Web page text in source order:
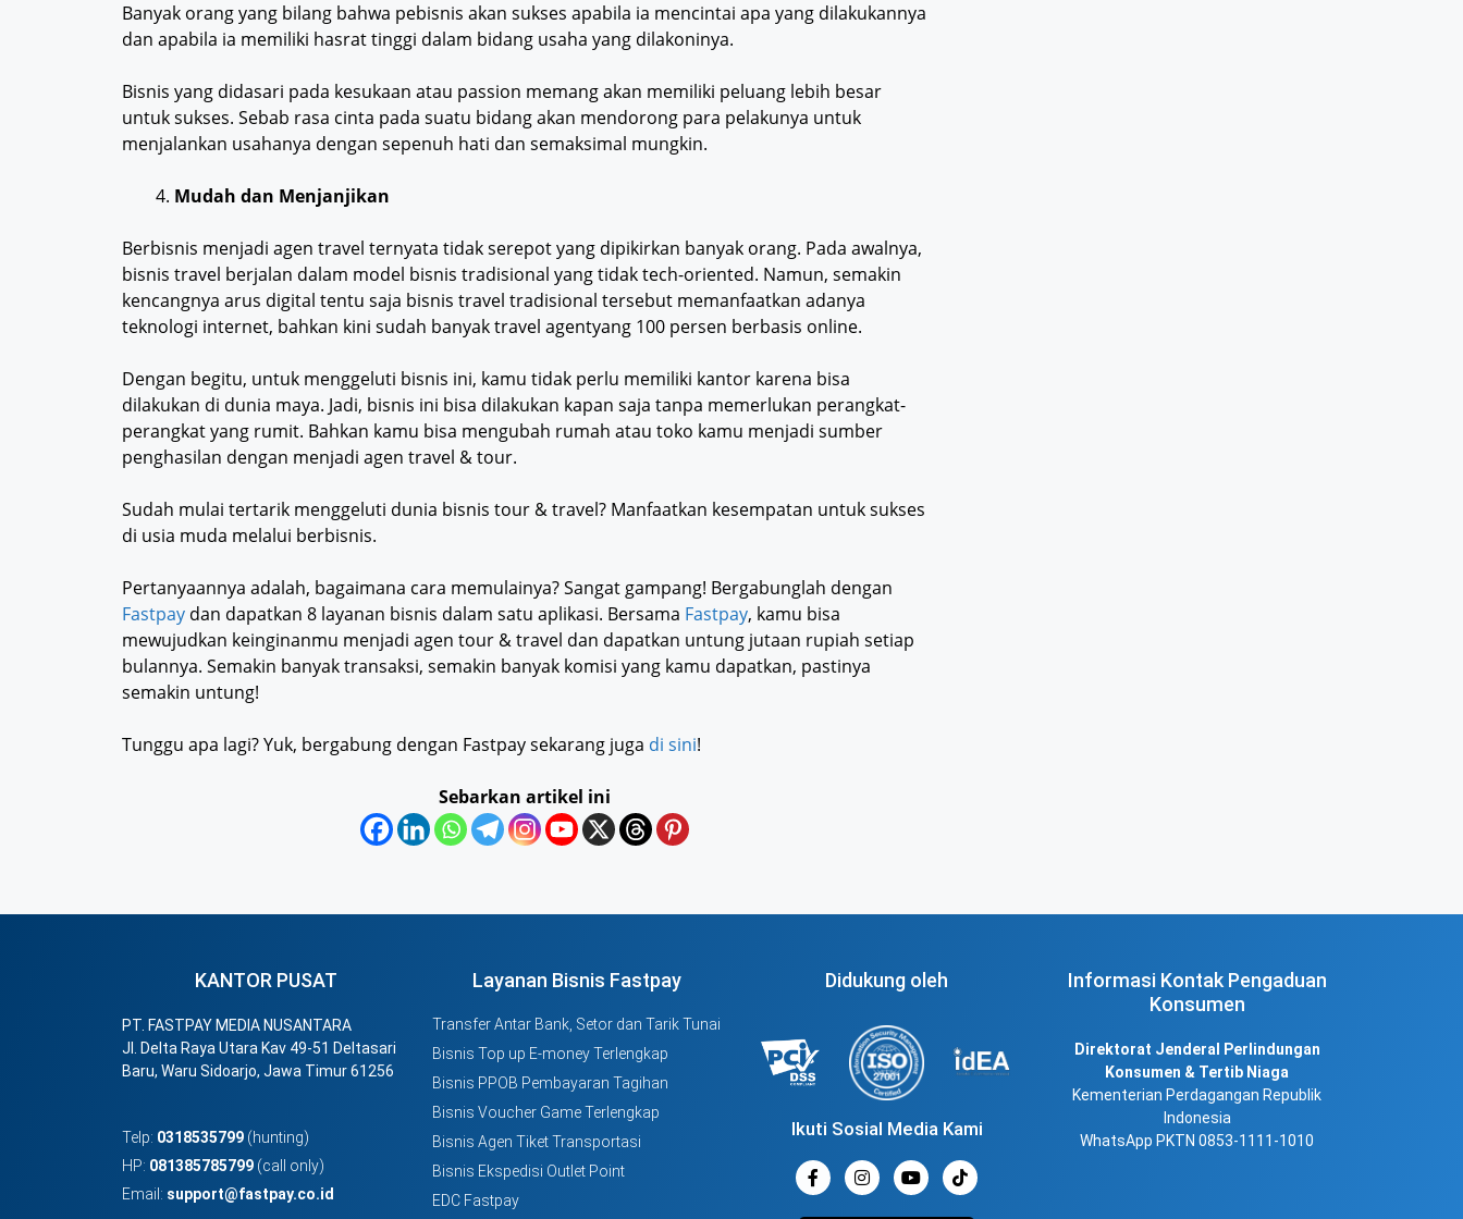
Banyak orang yang bilang bahwa pebisnis akan sukses apabila ia mencintai apa yang dilakukannya
dan apabila ia memiliki hasrat tinggi dalam bidang usaha yang dilakoninya.
Bisnis yang didasari pada kesukaan atau passion memang akan memiliki peluang lebih besar
untuk sukses. Sebab rasa cinta pada suatu bidang akan mendorong para pelakunya untuk
menjalankan usahanya dengan sepenuh hati dan semaksimal mungkin.
Mudah dan Menjanjikan
Berbisnis menjadi agen travel ternyata tidak serepot yang dipikirkan banyak orang. Pada awalnya,
bisnis travel berjalan dalam model bisnis tradisional yang tidak tech-oriented. Namun, semakin
kencangnya arus digital tentu saja bisnis travel tradisional tersebut memanfaatkan adanya
teknologi internet, bahkan kini sudah banyak travel agentyang 100 persen berbasis online.
Dengan begitu, untuk menggeluti bisnis ini, kamu tidak perlu memiliki kantor karena bisa
dilakukan di dunia maya. Jadi, bisnis ini bisa dilakukan kapan saja tanpa memerlukan perangkat-
perangkat yang rumit. Bahkan kamu bisa mengubah rumah atau toko kamu menjadi sumber
penghasilan dengan menjadi agen travel & tour.
Sudah mulai tertarik menggeluti dunia bisnis tour & travel? Manfaatkan kesempatan untuk sukses
di usia muda melalui berbisnis.
Pertanyaannya adalah, bagaimana cara memulainya? Sangat gampang! Bergabunglah dengan
Fastpay dan dapatkan 8 layanan bisnis dalam satu aplikasi. Bersama Fastpay, kamu bisa
mewujudkan keinginanmu menjadi agen tour & travel dan dapatkan untung jutaan rupiah setiap
bulannya. Semakin banyak transaksi, semakin banyak komisi yang kamu dapatkan, pastinya
semakin untung!
Tunggu apa lagi? Yuk, bergabung dengan Fastpay sekarang juga di sini!
Sebarkan artikel ini
KANTOR PUSAT
PT. FASTPAY MEDIA NUSANTARA
Jl. Delta Raya Utara Kav 49-51 Deltasari
Baru, Waru Sidoarjo, Jawa Timur 61256
Telp: 0318535799 (hunting)
HP: 081385785799 (call only)
Email: support@fastpay.co.id
Layanan Bisnis Fastpay
Transfer Antar Bank, Setor dan Tarik Tunai
Bisnis Top up E-money Terlengkap
Bisnis PPOB Pembayaran Tagihan
Bisnis Voucher Game Terlengkap
Bisnis Agen Tiket Transportasi
Bisnis Ekspedisi Outlet Point
EDC Fastpay
Didukung oleh
Ikuti Sosial Media Kami
Informasi Kontak Pengaduan
Konsumen
Direktorat Jenderal Perlindungan
Konsumen & Tertib Niaga
Kementerian Perdagangan Republik
Indonesia
WhatsApp PKTN 0853-1111-1010